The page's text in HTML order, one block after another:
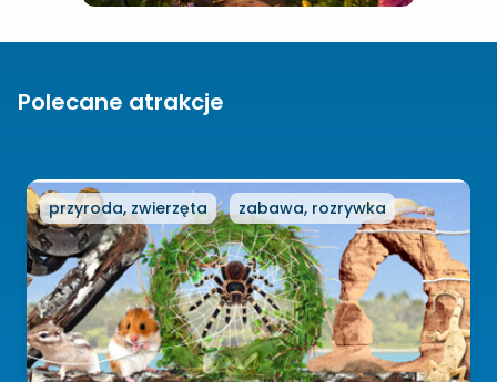
Polecane atrakcje
przyroda, zwierzęta zabawa, rozrywka